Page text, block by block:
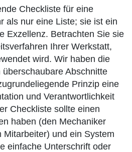
Checkliste für eine
als nur eine Liste; sie ist ein
Exzellenz. Betrachten Sie sie
Ihrer Werkstatt,
wird. Wir haben die
Abschnitte
Prinzip eine
und Verantwortlichkeit
Checkliste sollte einen
haben (den Mechaniker
Mitarbeiter) und ein System
einfache Unterschrift oder